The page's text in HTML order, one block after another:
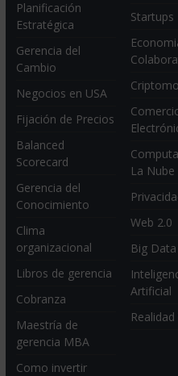
Planificación
Estratégica
Gerencia del
Cambio
Negocios en USA
Fijación de Precios
Balanced
Scorecard
Gerencia del
Conocimiento
Clima
organizacional
Libros de gerencia
Cobranza
Maestría de
gerencia MBA
Como invertir
Startups
La Nube
Web 2.0
Big Data
Artificial